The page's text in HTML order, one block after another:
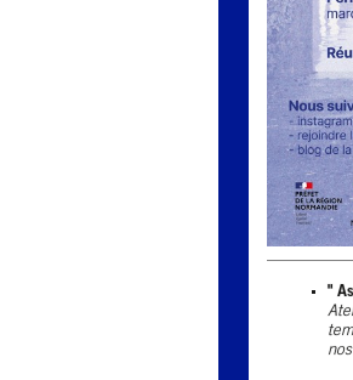
"